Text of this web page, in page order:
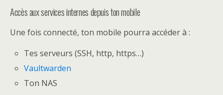
Accès aux services internes depuis ton mobile
Une fois connecté, ton mobile pourra accéder à :
Tes serveurs (SSH, http, https…)
Vaultwarden
Ton NAS